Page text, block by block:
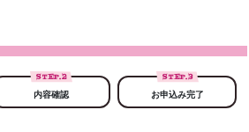
STEP.2
内容確認
STEP.3
お申込み完了